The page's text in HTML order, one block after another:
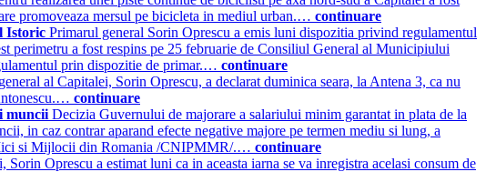
promoveaza mersul pe bicicleta in mediul urban.… continuare
Istoric Primarul general Sorin Oprescu a emis luni dispozitia privind regulamentul
perimetru a fost respins pe 25 februarie de Consiliul General al Municipiului
prin dispozitie de primar.… continuare
al Capitalei, Sorin Oprescu, a declarat duminica seara, la Antena 3, ca nu
continuare
muncii Decizia Guvernului de majorare a salariului minim garantat in plata de la
in caz contrar aparand efecte negative majore pe termen mediu si lung, a
si Mijlocii din Romania /CNIPMMR/.… continuare
Sorin Oprescu a estimat luni ca in aceasta iarna se va inregistra acelasi consum de